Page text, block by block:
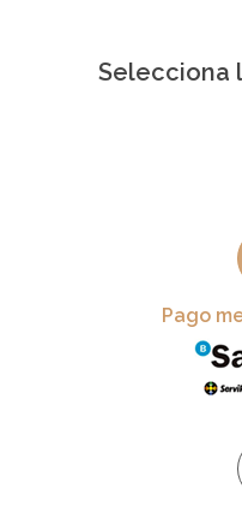
Selecciona
Pago